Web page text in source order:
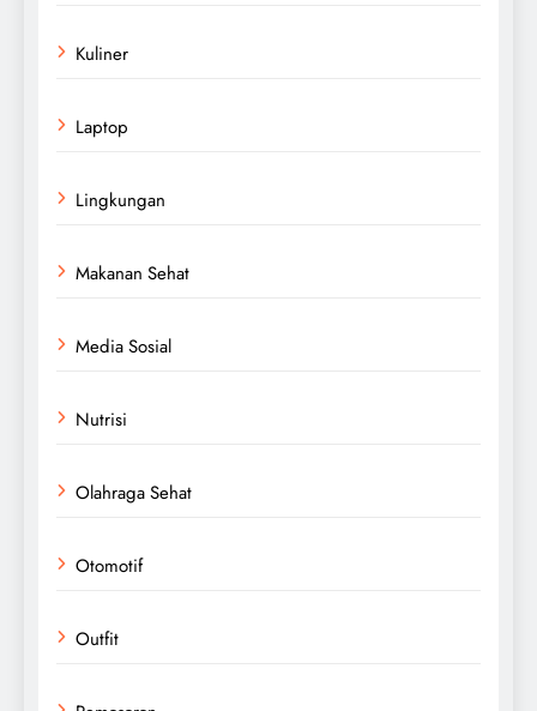
Kuliner
Laptop
Lingkungan
Makanan Sehat
Media Sosial
Nutrisi
Olahraga Sehat
Otomotif
Outfit